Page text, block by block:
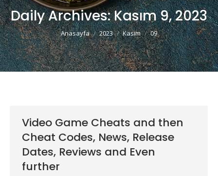
Daily Archives:Kasım 9, 2023
You are here:
Anasayfa 2023 Kasım 09
Video Game Cheats and then
Cheat Codes, News, Release
Dates, Reviews and Even
further